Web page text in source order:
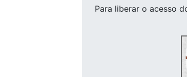
Para liberar o acesso